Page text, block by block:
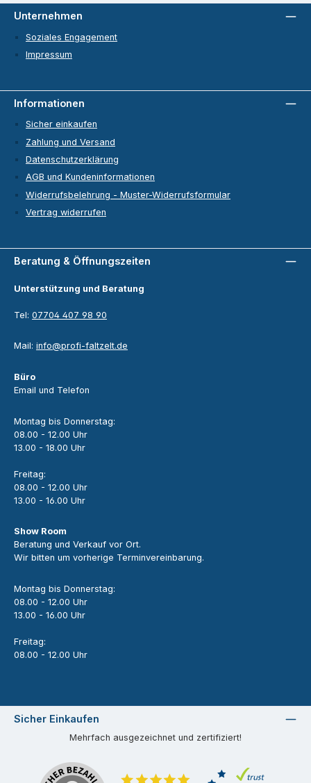
Beratung & Öffnungszeiten
Unterstützung und Beratung
Tel: 07704 407 98 90
Mail: info@profi-faltzelt.de
Büro
Email und Telefon
Montag bis Donnerstag:
08.00 - 12.00 Uhr
13.00 - 18.00 Uhr
Freitag:
08.00 - 12.00 Uhr
13.00 - 16.00 Uhr
Show Room
Beratung und Verkauf vor Ort.
Wir bitten um vorherige Terminvereinbarung.
Montag bis Donnerstag:
08.00 - 12.00 Uhr
13.00 - 16.00 Uhr
Freitag:
08.00 - 12.00 Uhr
Unternehmen
Soziales Engagement
Impressum
Informationen
Sicher einkaufen
Zahlung und Versand
Datenschutzerklärung
AGB und Kundeninformationen
Widerrufsbelehrung - Muster-Widerrufsformular
Vertrag widerrufen
Sicher Einkaufen
Mehrfach ausgezeichnet und zertifiziert!